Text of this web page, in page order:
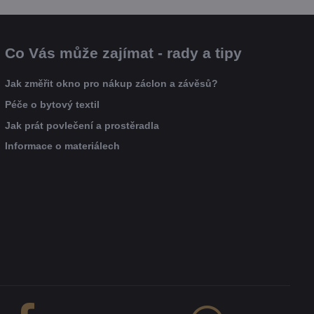
Co Vás může zajímat - rady a tipy
Jak změřit okno pro nákup záclon a závěsů?
Péče o bytový textil
Jak prát povlečení a prostěradla
Informace o materiálech